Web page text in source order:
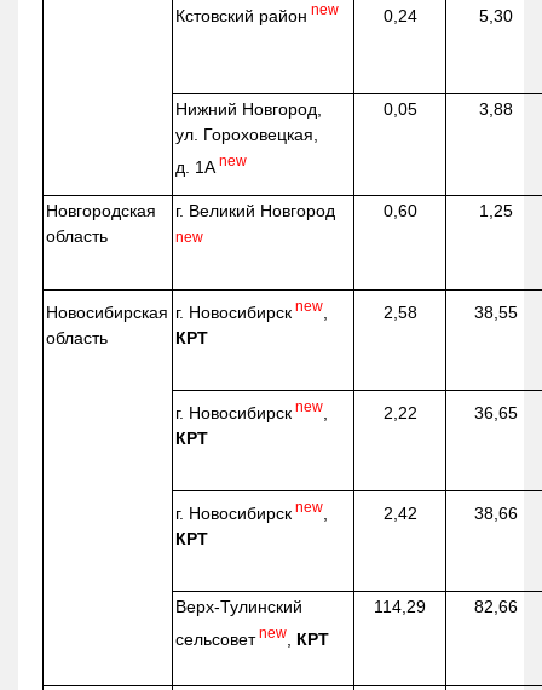
Кстовский район new 0,24 5,30
Нижний Новгород,
ул. Гороховецкая,
д. 1А new
0,05 3,88
Новгородская
область
г. Великий Новгород
new
0,60 1,25
Новосибирская
область
г. Новосибирск new
КРТ
2,58 38,55
г. Новосибирск new
КРТ
2,22 36,65
г. Новосибирск new
КРТ
2,42 38,66
Верх-Тулинский
сельсовет new КРТ
114,29 82,66